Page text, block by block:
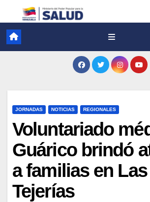
JORNADAS NOTICIAS REGIONALES
Voluntariado
Guárico brindó
a familias en Las
Tejerías